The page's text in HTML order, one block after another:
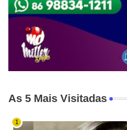
As 5 Mais Visitadas